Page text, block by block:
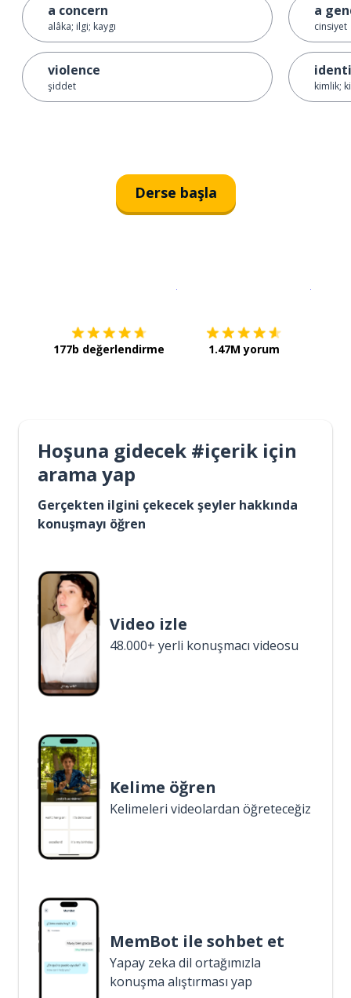
a concern
alâka; ilgi; kaygı
violence
şiddet
a
cinsiyet
kimlik;
Derse başla
177b değerlendirme 1.47M yorum
Hoşuna gidecek #içerik için
arama yap
Gerçekten ilgini çekecek şeyler hakkında
konuşmayı öğren
Video izle
48.000+ yerli konuşmacı videosu
Kelime öğren
Kelimeleri videolardan öğreteceğiz
MemBot ile sohbet et
Yapay zeka dil ortağımızla
konuşma alıştırması yap